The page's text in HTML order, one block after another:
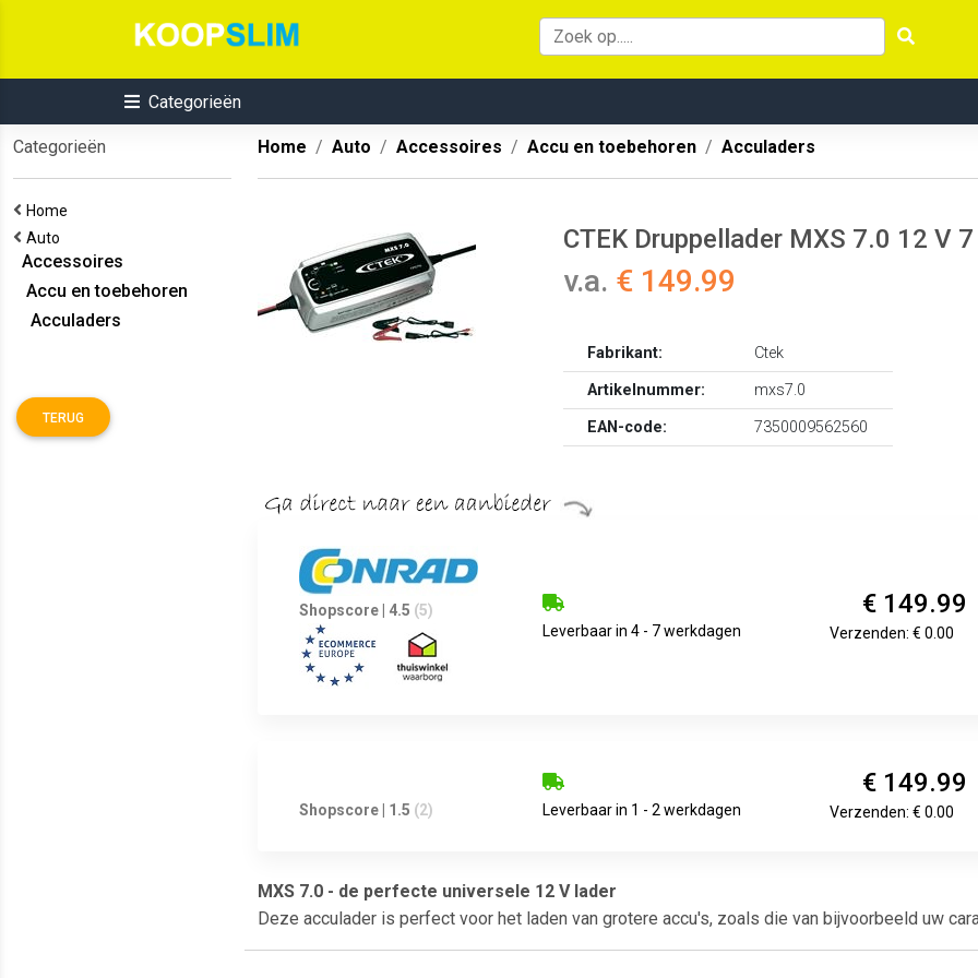
Categorieën
Categorieën
Home
Auto
Accessoires
Accu en toebehoren
Acculaders
TERUG
Home Auto Accessoires Accu en toebehoren Acculaders
CTEK Druppellader MXS 7.0 12 V
v.a. € 149.99
Fabrikant:
Ctek
Artikelnummer:
mxs7.0
EAN-code:
7350009562560
Shopscore | 4.5 (5)
Leverbaar in 4 - 7 werkdagen
€ 149.99
Verzenden: € 0.00
Shopscore | 1.5 (2) Leverbaar in 1 - 2 werkdagen
€ 149.99
Verzenden: € 0.00
MXS 7.0 - de perfecte universele 12 V lader
Deze acculader is perfect voor het laden van grotere accu's, zoals die van bijvoorbeeld uw